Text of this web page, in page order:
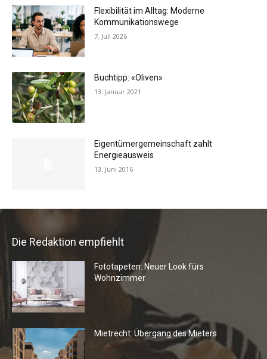
Flexibilität im Alltag: Moderne
Kommunikationswege
7. Juli 2026
Buchtipp: «Oliven»
13. Januar 2021
Eigentümergemeinschaft zahlt
Energieausweis
13. Juni 2016
Die Redaktion empfiehlt
Fototapeten: Neuer Look fürs
Wohnzimmer
Mietrecht: Übergang des Mieters